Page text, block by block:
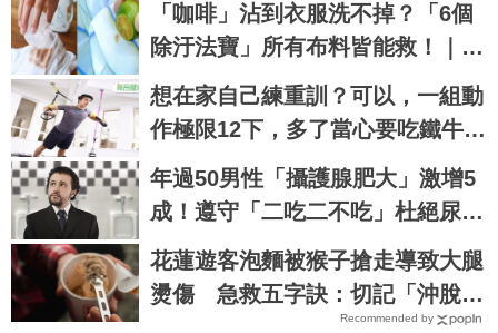
「咖啡」沾到衣服洗不掉？「6個
除汙法寶」所有布料皆能救！｜每
日健康Health
想在家自己練重訓？可以，一組動
作極限12下，多了當心要吃鐵牛運
功散｜每日健康 Health
年過50男性「攝護腺肥大」激增5
成！遵守「二吃二不吃」杜絕尿路
阻塞，自救下半身｜每日健康Heal
th
花蓮遊客泡麵被猴子搶走導致大腿
燙傷 急救五字訣：切記「沖脫泡
Recommended by